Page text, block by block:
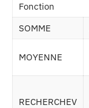
Fonction
SOMME
MOYENNE
RECHERCHEV